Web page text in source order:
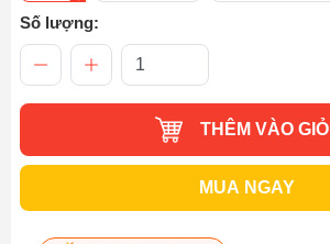
Số lượng:
THÊM VÀO GIỎ
MUA NGAY